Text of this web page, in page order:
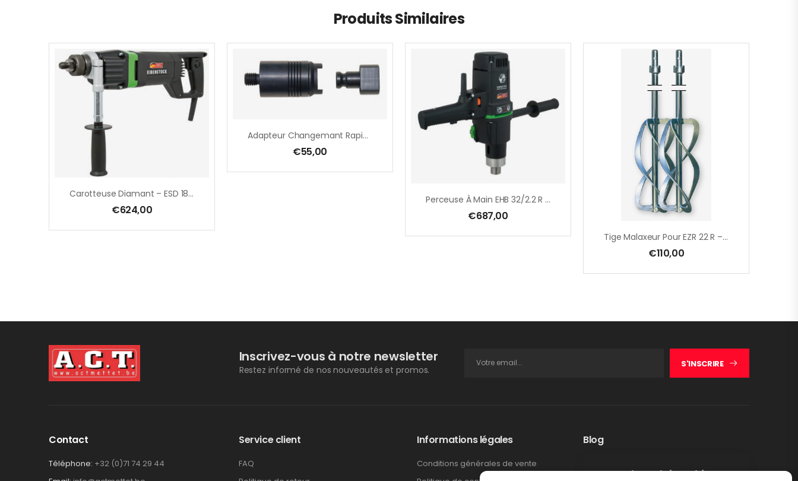
Produits Similaires
Carotteuse Diamant – ESD 1801 – 1800W
€624,00
Adapteur Changemant Rapide M 14, Intérieur, Malaxeur
€55,00
Perceuse À Main EHB 32/2.2 R R/L – 1800 W
€687,00
Tige Malaxeur Pour EZR 22 R – EZR 23 R R/L – EZR 21 S – 195 X 650 Mm – Par Paire
€110,00
Inscrivez-vous à notre newsletter
Restez informé de nos nouveautés et promos.
S'INSCRIRE
Contact
Téléphone: +32 (0)71 74 29 44
Service client
FAQ
Informations légales
Conditions générales de vente
Blog
Rappel produit Makita –